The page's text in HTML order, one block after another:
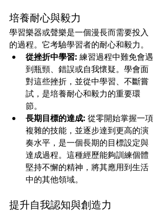
培養耐心與毅力
學習樂器或聲樂是一個漫長而需要投入
的過程。它考驗學習者的耐心和毅力。
從挫折中學習: 練習過程中難免會遇
到瓶頸、錯誤或自我懷疑。學會面
對這些挫折，並從中學習、不斷嘗
試，是培養耐心和毅力的重要環
節。
長期目標的達成: 從零開始掌握一項
複雜的技能，並逐步達到更高的演
奏水平，是一個長期的目標設定與
達成過程。這種經歷能夠訓練個體
堅持不懈的精神，將其應用到生活
中的其他領域。
提升自我認知與創造力